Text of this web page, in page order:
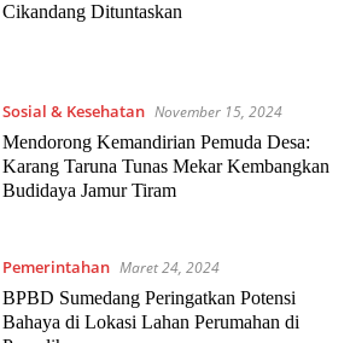
Cikandang Dituntaskan
Sosial & Kesehatan November 15, 2024
Mendorong Kemandirian Pemuda Desa:
Karang Taruna Tunas Mekar Kembangkan
Budidaya Jamur Tiram
Pemerintahan Maret 24, 2024
BPBD Sumedang Peringatkan Potensi
Bahaya di Lokasi Lahan Perumahan di